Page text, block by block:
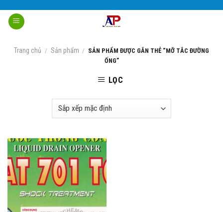
content
Trang chủ / Sản phẩm / SẢN PHẨM ĐƯỢC GẮN THẺ “MỠ TẮC ĐƯỜNG
ỐNG”
LỌC